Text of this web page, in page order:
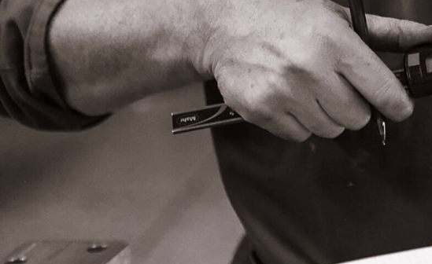
Découvrez nos
unités Supra
Toutes les unités
Plaque d’implantation &
Combinaison
Unités autonomes
Intégration avec presse
Unités spéciales
Accessoires